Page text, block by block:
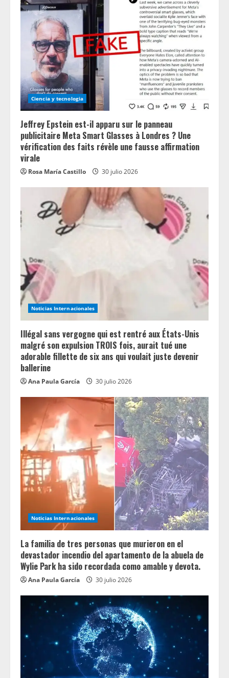
Ciencia y tecnologia
Jeffrey Epstein est-il apparu sur le panneau
publicitaire Meta Smart Glasses à Londres ? Une
vérification des faits révèle une fausse affirmation
virale
Rosa María Castillo 30 julio 2026
Noticias Internacionales
Illégal sans vergogne qui est rentré aux États-Unis
malgré son expulsion TROIS fois, aurait tué une
adorable fillette de six ans qui voulait juste devenir
ballerine
Ana Paula García 30 julio 2026
Noticias Internacionales
La familia de tres personas que murieron en el
devastador incendio del apartamento de la abuela de
Wylie Park ha sido recordada como amable y devota.
Ana Paula García 30 julio 2026